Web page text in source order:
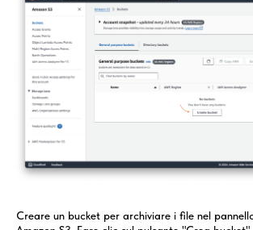
Creare un bucket per archiviare i file nel